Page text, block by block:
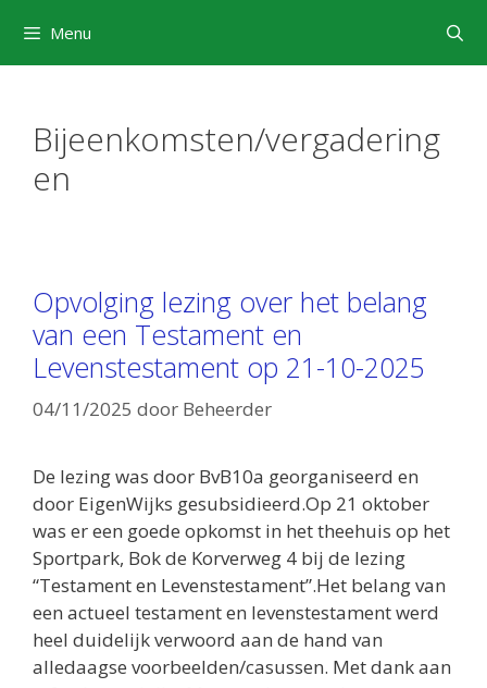
naar
de
Menu
Bijeenkomsten/vergadering
en
Opvolging lezing over het belang
van een Testament en
Levenstestament op 21-10-2025
04/11/2025 door Beheerder
De lezing was door BvB10a georganiseerd en
door EigenWijks gesubsidieerd.Op 21 oktober
was er een goede opkomst in het theehuis op het
Sportpark, Bok de Korverweg 4 bij de lezing
“Testament en Levenstestament”.Het belang van
een actueel testament en levenstestament werd
heel duidelijk verwoord aan de hand van
alledaagse voorbeelden/casussen. Met dank aan